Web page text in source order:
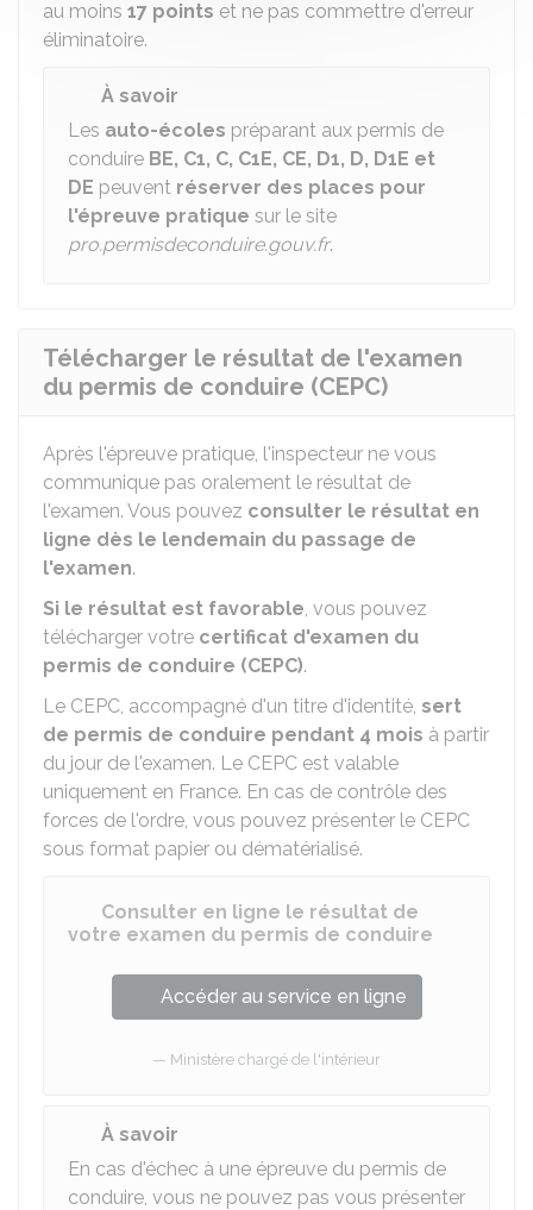
au moins 17 points et ne pas commettre d'erreur
éliminatoire.
À savoir
Les auto-écoles préparant aux permis de
conduire BE, C1, C, C1E, CE, D1, D, D1E et
DE peuvent réserver des places pour
l'épreuve pratique sur le site
pro.permisdeconduire.gouv.fr.
Télécharger le résultat de l'examen
du permis de conduire (CEPC)
Après l'épreuve pratique, l'inspecteur ne vous
communique pas oralement le résultat de
l'examen. Vous pouvez consulter le résultat en
ligne dès le lendemain du passage de
l'examen.
Si le résultat est favorable, vous pouvez
télécharger votre certificat d'examen du
permis de conduire (CEPC).
Le CEPC, accompagné d'un titre d'identité, sert
de permis de conduire pendant 4 mois à partir
du jour de l'examen. Le CEPC est valable
uniquement en France. En cas de contrôle des
forces de l'ordre, vous pouvez présenter le CEPC
sous format papier ou dématérialisé.
Consulter en ligne le résultat de
votre examen du permis de conduire
Accéder au service en ligne
Ministère chargé de l'intérieur
À savoir
En cas d'échec à une épreuve du permis de
conduire, vous ne pouvez pas vous présenter